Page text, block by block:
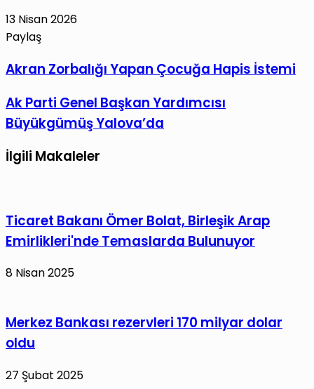
13 Nisan 2026
Paylaş
Posta
paylaş
Akran
Yapan
Çocuğa
İstemi
Akran Zorbalığı Yapan Çocuğa Hapis İstemi
Ak
Parti
Genel
Başkan
Ak Parti Genel Başkan Yardımcısı
Büyükgümüş Yalova’da
İlgili Makaleler
Ticaret Bakanı Ömer Bolat, Birleşik Arap
Emirlikleri'nde Temaslarda Bulunuyor
8 Nisan 2025
Merkez Bankası rezervleri 170 milyar dolar
oldu
27 Şubat 2025